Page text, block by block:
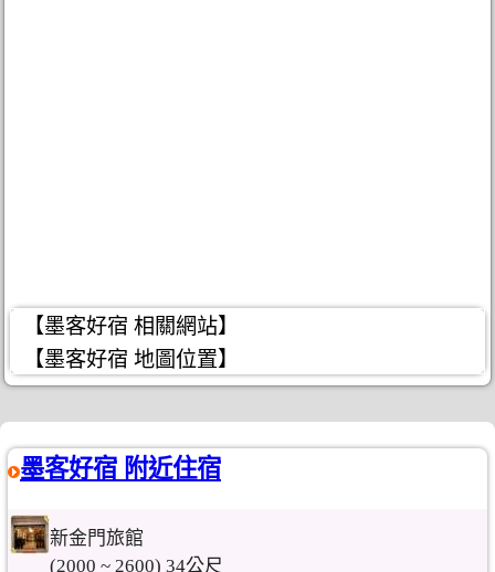
【墨客好宿 相關網站】
【墨客好宿 地圖位置】
墨客好宿 附近住宿
新金門旅館
(2000 ~ 2600) 34公尺